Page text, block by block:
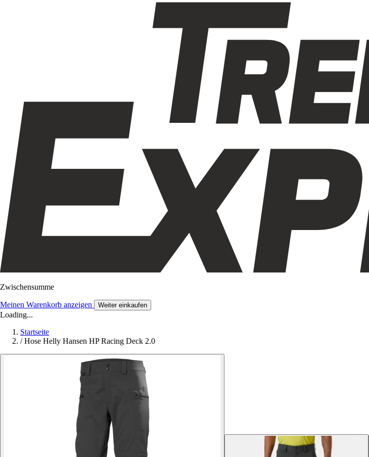
Zwischensumme
Meinen Warenkorb anzeigen Weiter einkaufen
Loading...
Startseite
/ Hose Helly Hansen HP Racing Deck 2.0